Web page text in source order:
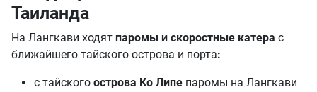
Таиланда
На Лангкави ходят паромы и скоростные катера с
ближайшего тайского острова и порта:
с тайского острова Ко Липе паромы на Лангкави